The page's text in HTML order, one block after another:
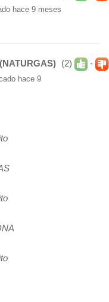
hace 9 meses
(2) -
hace 9